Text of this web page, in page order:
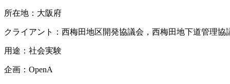
所在地：大阪府
クライアント：西梅田地区開発協議会，西梅田地下道管理協
用途：社会実験
企画：OpenA